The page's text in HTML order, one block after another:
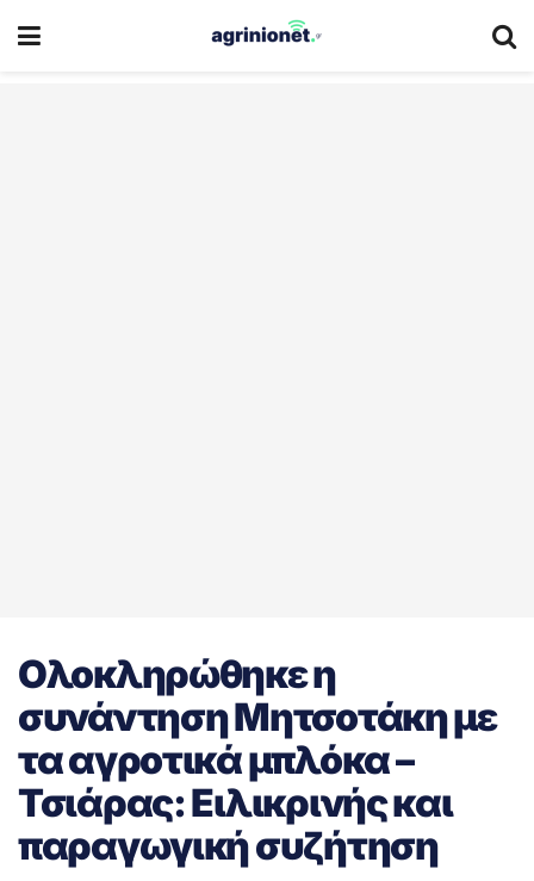
Ολοκληρώθηκε η
συνάντηση Μητσοτάκη με
τα αγροτικά μπλόκα –
Τσιάρας: Ειλικρινής και
παραγωγική συζήτηση